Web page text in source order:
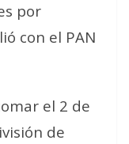
por
con el PAN
el 2 de
de